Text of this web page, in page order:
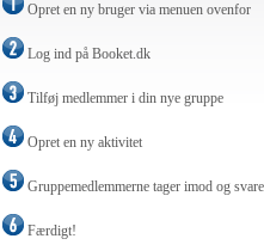
Opret en ny bruger via menuen ovenfor
Log ind på Booket.dk
Tilføj medlemmer i din nye gruppe
Opret en ny aktivitet
Gruppemedlemmerne tager imod og
Færdigt!